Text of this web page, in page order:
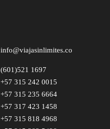
info@viajasinlimites.co
(601)521 1697
+57 315 242 0015
+57 315 235 6664
+57 317 423 1458
+57 315 818 4968